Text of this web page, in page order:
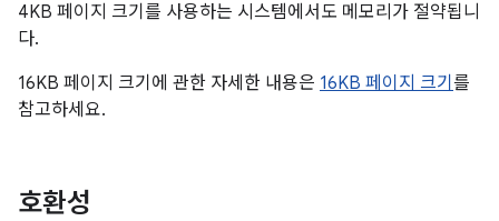
4KB 페이지 크기를 사용하는 시스템에서도 메모리가 절약됩니
다.
16KB 페이지 크기에 관한 자세한 내용은 16KB 페이지 크기 를
참고하세요.
호환성